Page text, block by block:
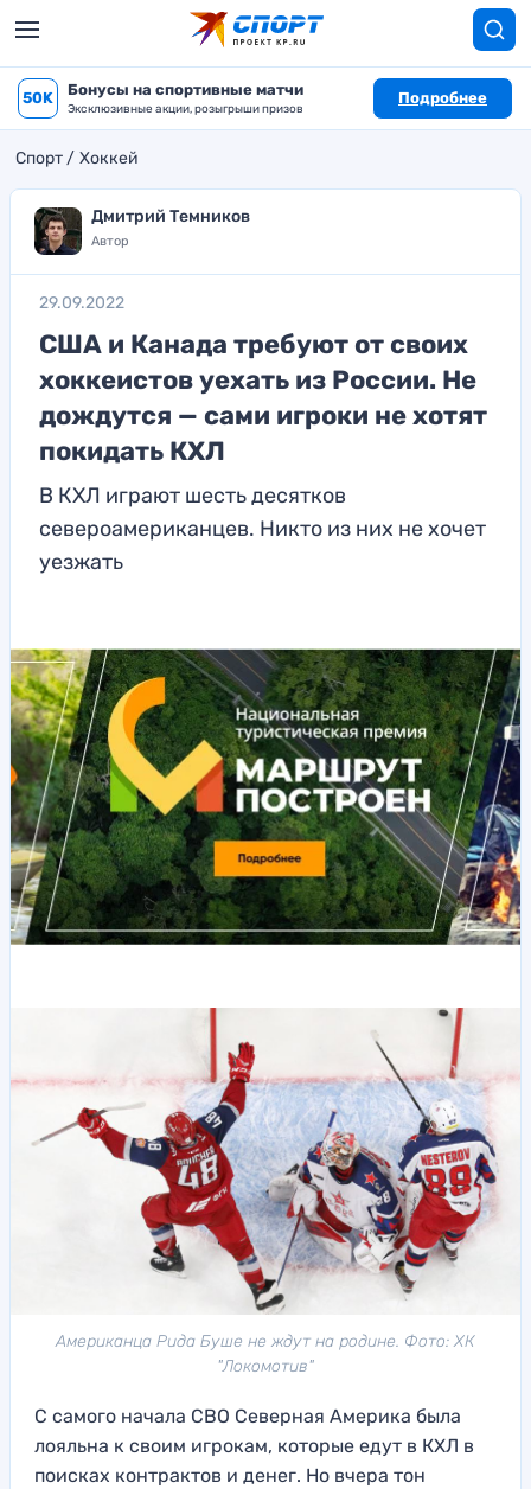
50K Бонусы на спортивные матчи
Эксклюзивные акции, розыгрыши призов
Подробнее
Спорт Хоккей
Дмитрий Темников
Автор
29.09.2022
США и Канада требуют от своих
хоккеистов уехать из России. Не
дождутся — сами игроки не хотят
покидать КХЛ
В КХЛ играют шесть десятков
североамериканцев. Никто из них не хочет
уезжать
Американца Рида Буше не ждут на родине. Фото: ХК
"Локомотив"
С самого начала СВО Северная Америка была
лояльна к своим игрокам, которые едут в КХЛ в
поисках контрактов и денег. Но вчера тон